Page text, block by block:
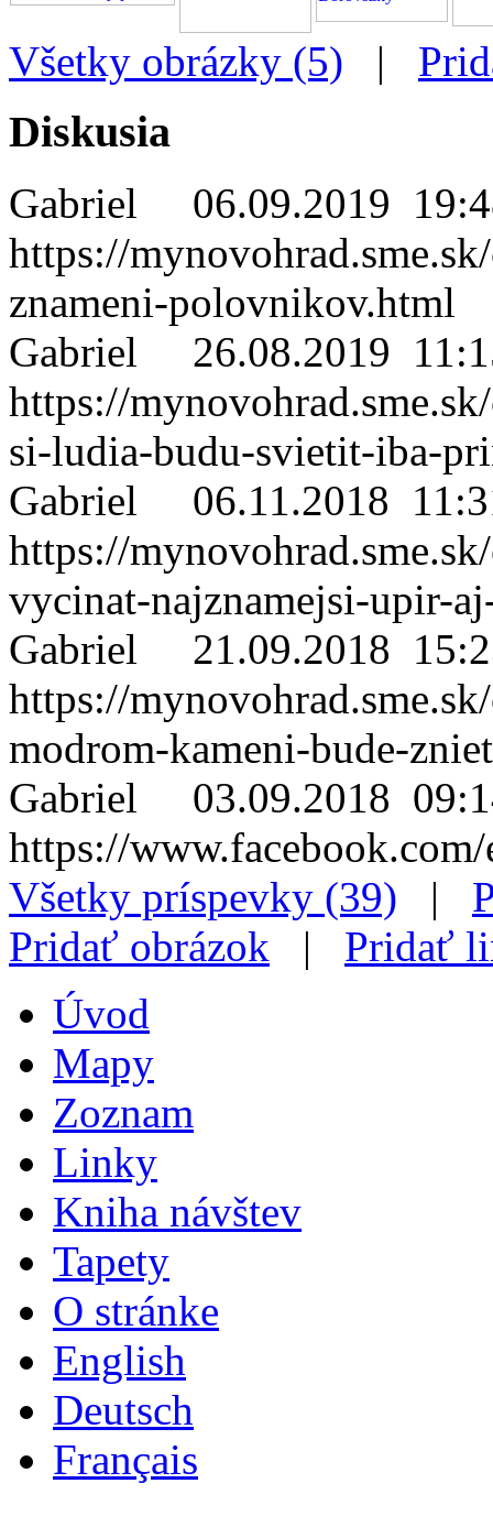
Všetky obrázky (5) |
Diskusia
Gabriel 06.09.2019
https://
znameni-polovnikov.html
Gabriel 26.08.2019
https://
si-ludia-budu-svietit-iba-
Gabriel 06.11.2018
https://
vycinat-najznamejsi-upir-
Gabriel 21.09.2018
https://
modrom-kameni-bude-
Gabriel 03.09.2018
https://
Všetky príspevky (39) |
Pridať obrázok | Pridať
Úvod
Mapy
Zoznam
Linky
Kniha návštev
Tapety
O stránke
English
Deutsch
Français